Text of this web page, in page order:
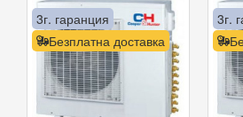
Безплатна доставка
3г. гаранция 3г.